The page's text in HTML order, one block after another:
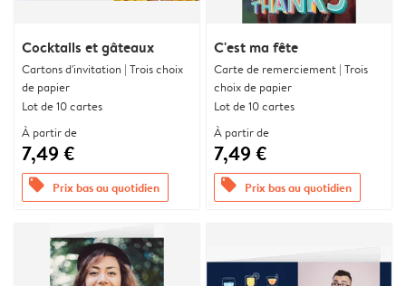
Cocktails et gâteaux
Cartons d'invitation | Trois choix
de papier
Lot de 10 cartes
À partir de
7,49 €
offers Prix bas au quotidien
C'est ma fête
Carte de remerciement | Trois
choix de papier
Lot de 10 cartes
À partir de
7,49 €
offers Prix bas au quotidien